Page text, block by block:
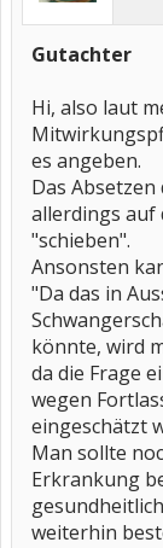
Gutachter
Hi, also laut
es angeben.
Das
allerdings auf
"schieben".
Ansonsten
"Da das in
könnte, wird
da die Frage
wegen
eingeschätzt
Man sollte
Erkrankung
weiterhin